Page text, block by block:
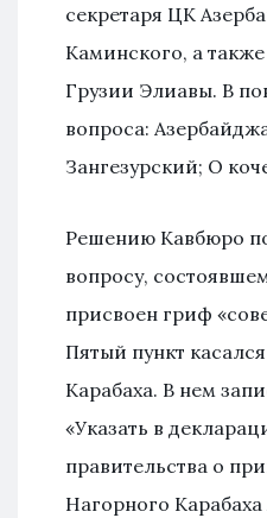
секретаря ЦК
Каминского, а
Грузии Элиавы. В
вопроса:
Зангезурский; О
Решению Кавбюро
вопросу,
присвоен гриф
Пятый пункт
Карабаха. В нем
«Указать в
правительства о
Нагорного